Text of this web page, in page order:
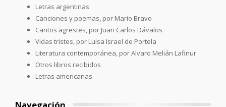
Letras argentinas
Canciones y poemas, por Mario Bravo
Cantos agrestes, por Juan Carlos Dávalos
Vidas tristes, por Luisa Israel de Portela
Literatura contemporánea, por Alvaro Melián Lafinur
Otros libros recibidos
Letras americanas
Navegación